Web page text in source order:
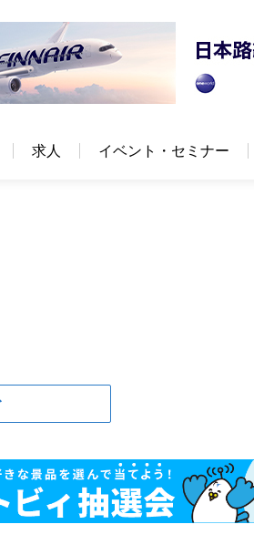
求人 イベント・セミナー